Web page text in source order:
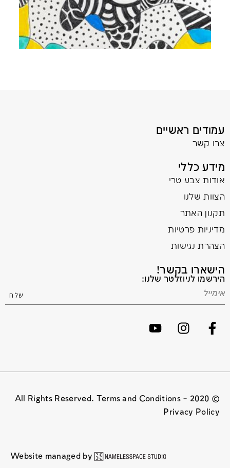
עמודים ראשיים
צרו קשר
מידע כללי
אודות צבע טרי
הצוות שלנו
תקנון האתר
מדיניות פרטיות
הצהרת נגישות
הישארו בקשר!
הירשמו לניוזלטר שלנו:
© 2020 All Rights Reserved. Terms and Conditions –
Privacy Policy
Website managed by